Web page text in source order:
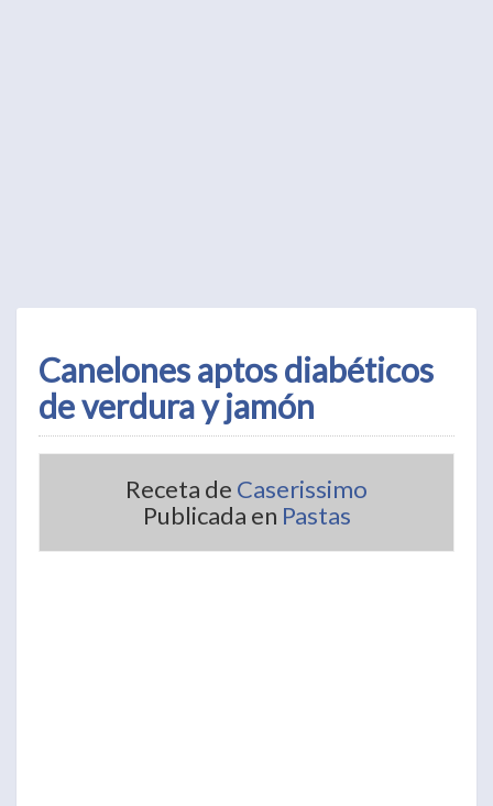
Canelones aptos diabéticos
de verdura y jamón
Receta de Caserissimo
Publicada en Pastas